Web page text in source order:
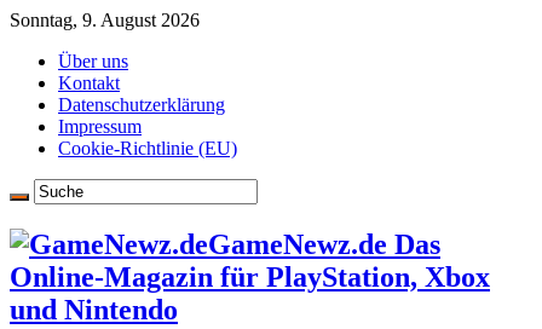
Sonntag, 9. August 2026
Über uns
Kontakt
Datenschutzerklärung
Impressum
Cookie-Richtlinie (EU)
GameNewz.de Das
Online-Magazin für PlayStation, Xbox
und Nintendo